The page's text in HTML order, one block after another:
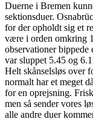
Duerne i Bremen
sektionsduer.
for der opholdt sig et
være i orden omkring
observationer bippede
var sluppet 5.45 og
Helt skånselsløs over
normalt har et meget
for en oprejsning.
men så sender vores
alle andre duer